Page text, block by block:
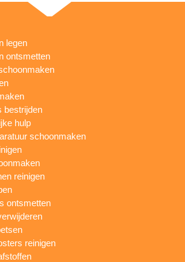
legen
ontsmetten
bestrijden
hulp
schoonmaken
reinigen
ontsmetten
reinigen